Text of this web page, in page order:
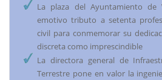
La plaza del Ayuntamiento de
emotivo tributo a setenta
civil para conmemorar su
discreta como imprescindible
La directora general de
Terrestre pone en valor la